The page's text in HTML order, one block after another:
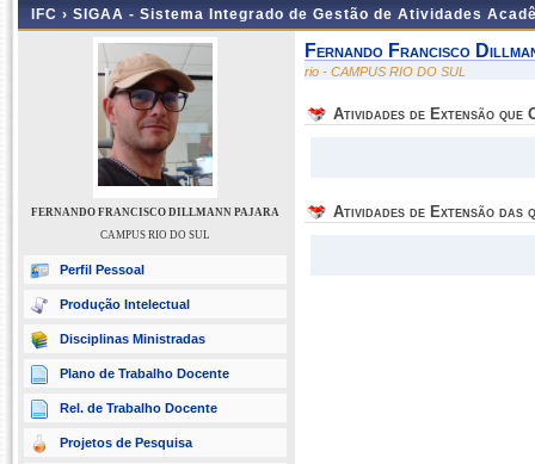
IFC › SIGAA - Sistema Integrado de Gestão de Atividades
FERNANDO FRANCISCO DILLMANN PAJARA
CAMPUS RIO DO SUL
Perfil Pessoal
Produção Intelectual
Disciplinas Ministradas
Plano de Trabalho Docente
Rel. de Trabalho Docente
Projetos de Pesquisa
Fernando Francisco
rio - CAMPUS RIO DO SUL
Atividades de Extensão que
Atividades de Extensão das